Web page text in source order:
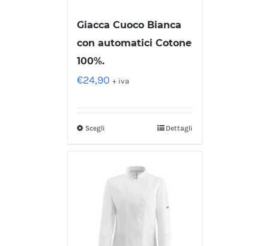
Giacca Cuoco Bianca
con automatici Cotone
100%.
€24,90 + iva
Scegli Dettagli